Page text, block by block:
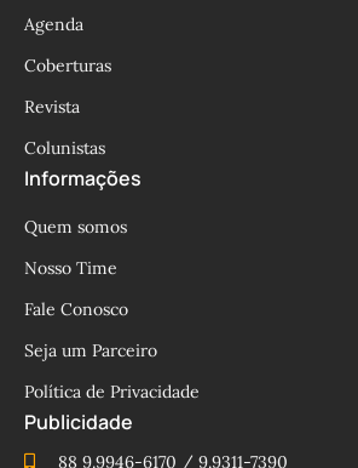
Agenda
Coberturas
Revista
Colunistas
Informações
Quem somos
Nosso Time
Fale Conosco
Seja um Parceiro
Política de Privacidade
Publicidade
88 9.9946-6170 / 9.9311-7390